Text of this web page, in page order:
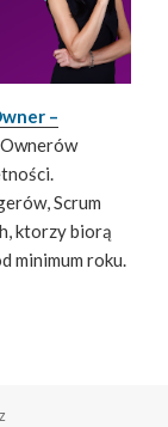
–
Scrum
ktorzy biorą
minimum roku.